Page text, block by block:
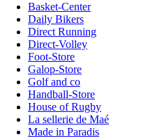
Basket-Center
Daily Bikers
Direct Running
Direct-Volley
Foot-Store
Galop-Store
Golf and co
Handball-Store
House of Rugby
La sellerie de Maé
Made in Paradis